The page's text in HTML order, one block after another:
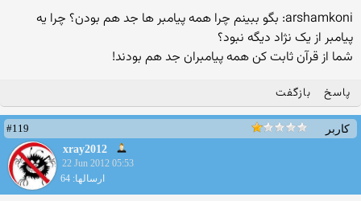
arshamkoni: بگو ببینم چرا همه پیامبر ها جد هم بودن؟ چرا یه
پیامبر از یک نژاد دیگه نبود؟
شما از قرآن ثابت کن همه پیامبران جد هم بودند!
پاسخ بازگفت
کاربر
#119
xray2012
22 Jun 2012 05:53
ارسالها: 64